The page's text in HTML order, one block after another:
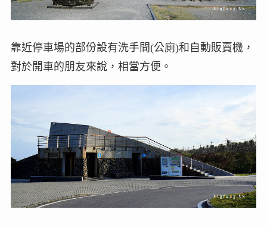
靠近停車場的部份設有洗手間(公廁)和自動販賣機，
對於開車的朋友來說，相當方便。